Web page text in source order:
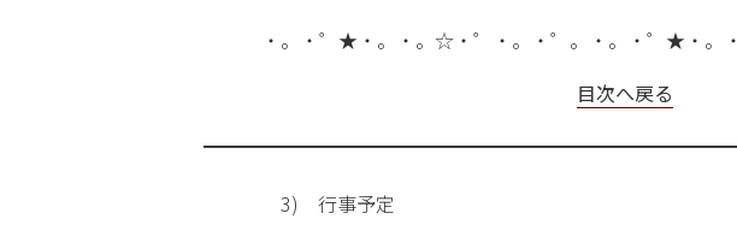
・。・゜★・。・。☆・゜・。・゜。・。・゜★・。
目次へ戻る
3) 行事予定